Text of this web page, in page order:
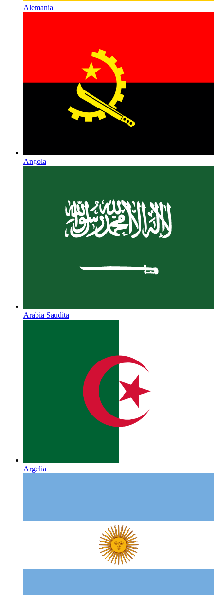
Alemania
Angola
Arabia Saudita
Argelia